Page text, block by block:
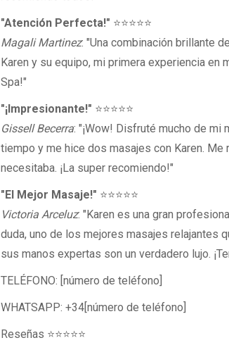
"Atención Perfecta!" ⭐⭐⭐⭐⭐
Magali Martinez: "Una combinación brillante
Karen y su equipo, mi primera experiencia en
Spa!"
"¡Impresionante!" ⭐⭐⭐⭐⭐
Gissell Becerra: "¡Wow! Disfruté mucho de mi
tiempo y me hice dos masajes con Karen. Me
necesitaba. ¡La super recomiendo!"
"El Mejor Masaje!" ⭐⭐⭐⭐⭐
Victoria Arceluz: "Karen es una gran
duda, uno de los mejores masajes relajantes
sus manos expertas son un verdadero lujo.
TELÉFONO: [número de teléfono]
WHATSAPP: +34[número de teléfono]
Reseñas ⭐⭐⭐⭐⭐